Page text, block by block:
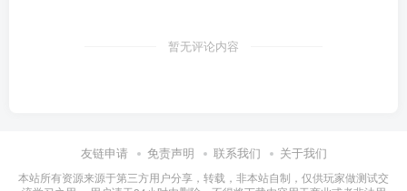
暂无评论内容
友链申请 免责声明 联系我们 关于我们
本站所有资源来源于第三方用户分享，转载，非本站自制，仅供玩家做测试交